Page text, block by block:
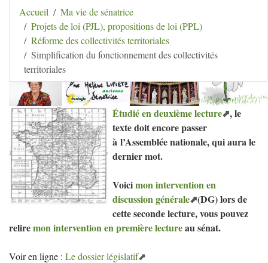
Aller au contenu Aller au menu
secondaire | Aller à la recherche
Hélène Lipietz
Ancienne Sénatrice de Seine-et-Marne
Accueil
Ma vie de sénatrice
Projets de loi (PJL), propositions de loi (PPL)
Réforme des collectivités territoriales
Simplification du fonctionnement des collectivités
territoriales
Étudié en deuxième lecture , le
texte doit encore passer
à l’Assemblée nationale, qui aura le
dernier mot.
Voicimon intervention en
discussion générale (DG) lors de
cette seconde lecture, vous pouvez
reliremon intervention en première lectureau sénat.
Voir en ligne : Le dossier législatif